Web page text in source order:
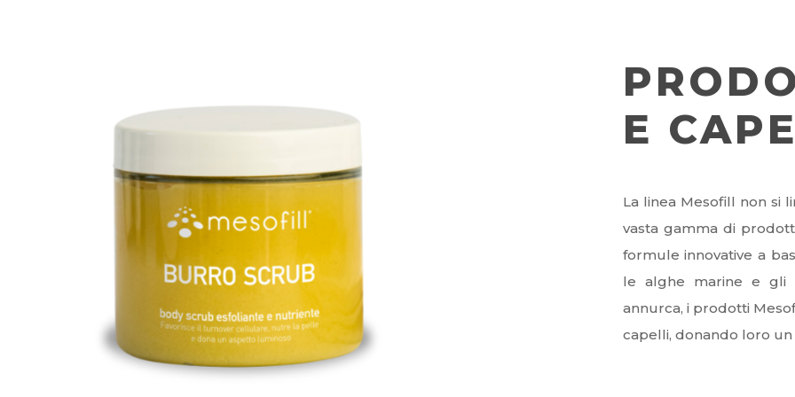
E
La linea Mesofill non si
vasta gamma di
formule innovative a
le alghe marine e gli
annurca, i prodotti
capelli, donando loro